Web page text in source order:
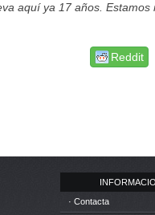
aquí ya 17 años.
Reddit
· Contacta